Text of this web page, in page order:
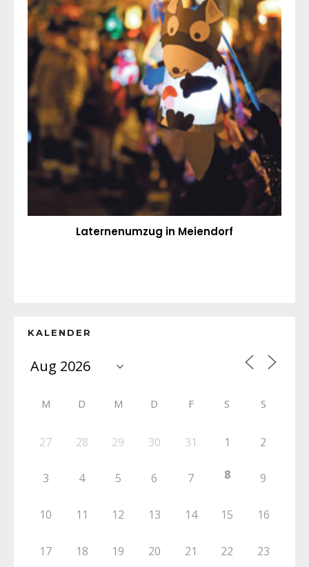
Laternenumzug in Meiendorf
KALENDER
M D M D F S S
27 28 29 30 31 1 2
3 4 5 6 7 8 9
10 11 12 13 14 15 16
17 18 19 20 21 22 23